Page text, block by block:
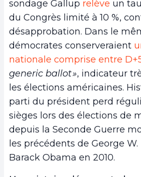
sondage Gallup relève un
du Congrès limité à 10 %,
désapprobation. Dans le
démocrates conserveraient
nationale comprise entre
generic ballot », indicateur
les élections américaines.
parti du président perd
sièges lors des élections de
depuis la Seconde Guerre
les précédents de George
Barack Obama en 2010.